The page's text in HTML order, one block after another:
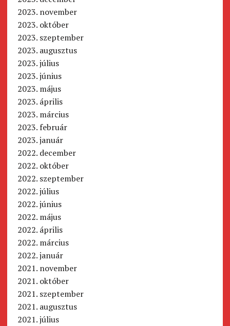
2023. november
2023. október
2023. szeptember
2023. augusztus
2023. július
2023. június
2023. május
2023. április
2023. március
2023. február
2023. január
2022. december
2022. október
2022. szeptember
2022. július
2022. június
2022. május
2022. április
2022. március
2022. január
2021. november
2021. október
2021. szeptember
2021. augusztus
2021. július